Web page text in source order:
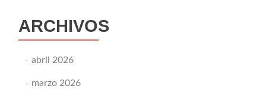
ARCHIVOS
abril 2026
marzo 2026